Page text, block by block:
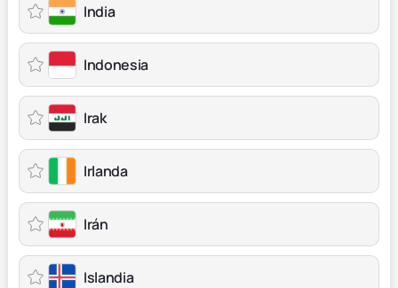
India
Indonesia
Irak
Irlanda
Irán
Islandia